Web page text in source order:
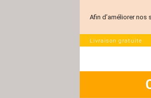
Livraison gratuite
Afin d’améliorer